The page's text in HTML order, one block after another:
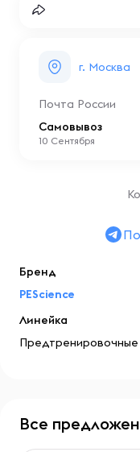
г. Москва
Почта России
Самовывоз
10 Сентября
Бренд
PEScience
Линейка
Предтренировочные
Все